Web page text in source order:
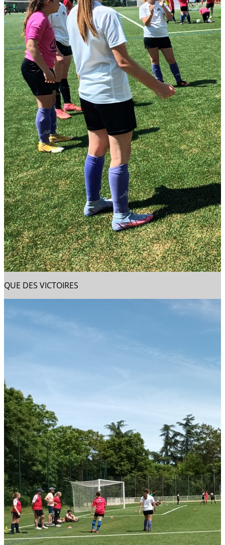
QUE DES VICTOIRES